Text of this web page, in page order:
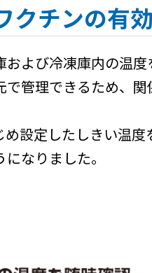
クチンの有
よび冷凍庫内の温
で管理できるため、
め設定したしきい温
なりました。